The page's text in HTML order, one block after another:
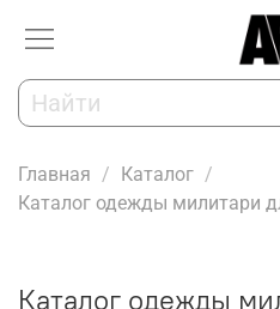
Главная
Каталог
Каталог одежды милитари
Каталог одежды